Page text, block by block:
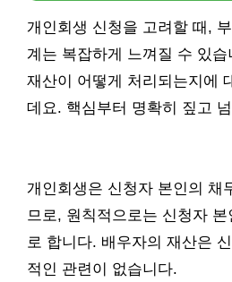
개인회생 신청을 고려할 때,
계는 복잡하게 느껴질 수 있습
재산이 어떻게 처리되는지에
데요. 핵심부터 명확히 짚고
개인회생은 신청자 본인의 채
므로, 원칙적으로는 신청자
로 합니다. 배우자의 재산은
적인 관련이 없습니다.